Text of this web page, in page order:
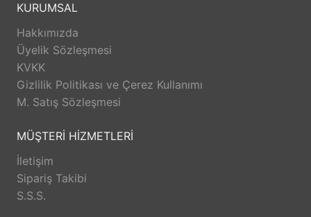
KURUMSAL
Hakkımızda
Üyelik Sözleşmesi
KVKK
Gizlilik Politikası ve Çerez Kullanımı
M. Satış Sözleşmesi
MÜŞTERİ HİZMETLERİ
İletişim
Sipariş Takibi
S.S.S.